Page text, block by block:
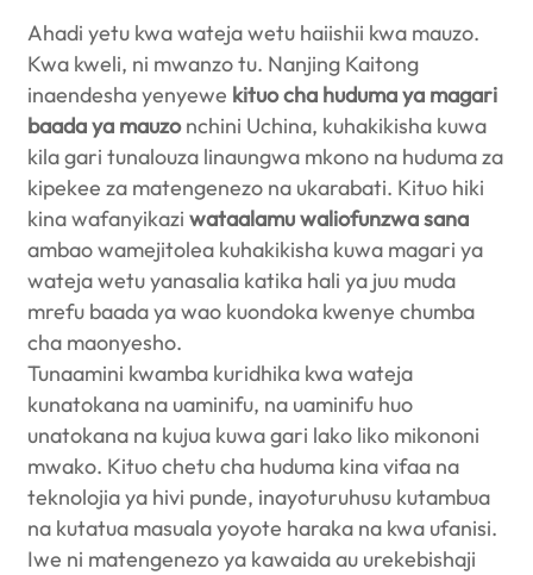
Ahadi yetu kwa wateja wetu haiishii kwa mauzo.
Kwa kweli, ni mwanzo tu. Nanjing Kaitong
inaendesha yenyewe kituo cha huduma ya magari
baada ya mauzonchini Uchina, kuhakikisha kuwa
kila gari tunalouza linaungwa mkono na huduma za
kipekee za matengenezo na ukarabati. Kituo hiki
kina wafanyikaziwataalamu waliofunzwa sana
ambao wamejitolea kuhakikisha kuwa magari ya
wateja wetu yanasalia katika hali ya juu muda
mrefu baada ya wao kuondoka kwenye chumba
cha maonyesho.
Tunaamini kwamba kuridhika kwa wateja
kunatokana na uaminifu, na uaminifu huo
unatokana na kujua kuwa gari lako liko mikononi
mwako. Kituo chetu cha huduma kina vifaa na
teknolojia ya hivi punde, inayoturuhusu kutambua
na kutatua masuala yoyote haraka na kwa ufanisi.
Iwe ni matengenezo ya kawaida au urekebishaji